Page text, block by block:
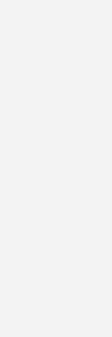
die Ausübung
Inspektions- und
sowie die
(sei
oder den
eingesetzt
an, die vom
vereinbarte wie
Wartungsarbeiten